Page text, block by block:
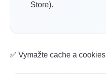
Store).
✅ Vymažte cache a cookies